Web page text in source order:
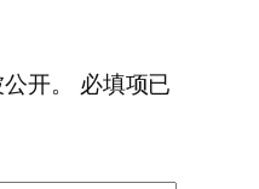
开。
必填项已